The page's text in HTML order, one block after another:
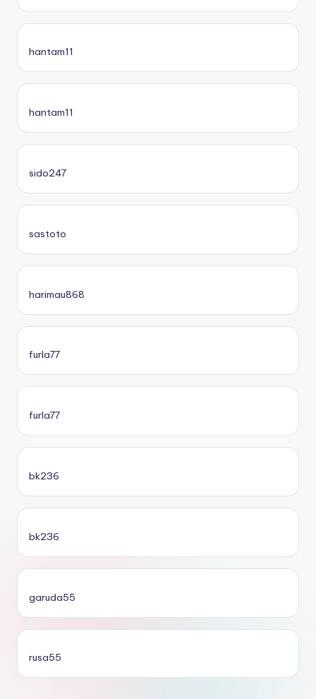
hantam11
hantam11
sido247
sastoto
harimau868
furla77
furla77
bk236
bk236
garuda55
rusa55